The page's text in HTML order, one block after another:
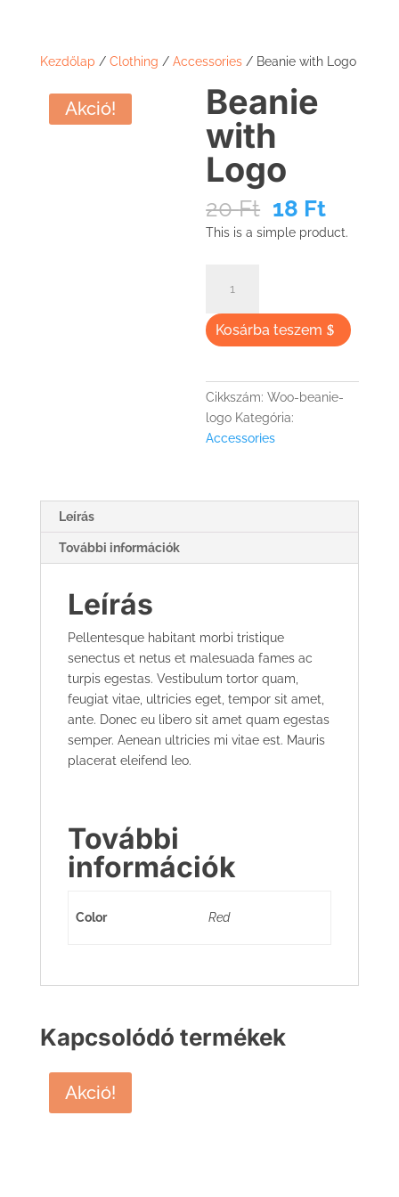
Kezdőlap / Clothing / Accessories/ Beanie with Logo
Akció!
Beanie
with
Logo
20Ft Original
price
was:
18 Ft
price
This is a simple product.
Logo
mennyiség
Kosárba teszem
Cikkszám:Woo-beanie-
logo Kategória:
Accessories
Leírás
További információk
Leírás
Pellentesque habitant morbi tristique
senectus et netus et malesuada fames ac
turpis egestas. Vestibulum tortor quam,
feugiat vitae, ultricies eget, tempor sit amet,
ante. Donec eu libero sit amet quam egestas
semper. Aenean ultricies mi vitae est. Mauris
placerat eleifend leo.
További
információk
Color Red
Kapcsolódó termékek
Akció!